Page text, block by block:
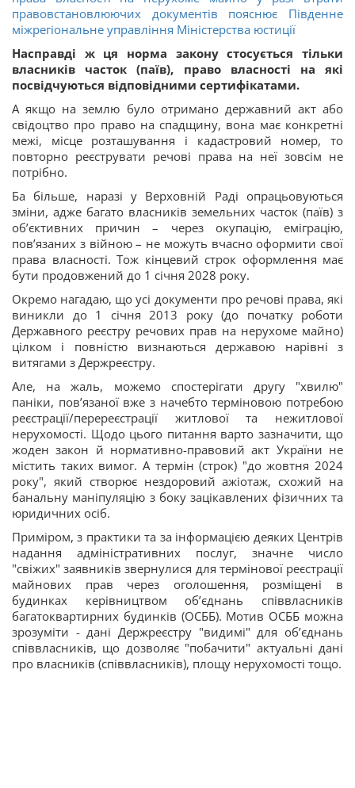
правовстановлюючих документів пояснює Південне
міжрегіональне управління Міністерства юстиції
Насправді ж ця норма закону стосується тільки
власників часток (паїв), право власності на які
посвідчуються відповідними сертифікатами.
А якщо на землю було отримано державний акт або
свідоцтво про право на спадщину, вона має конкретні
межі, місце розташування і кадастровий номер, то
повторно реєструвати речові права на неї зовсім не
потрібно.
Ба більше, наразі у Верховній Раді опрацьовуються
зміни, адже багато власників земельних часток (паїв) з
об’єктивних причин – через окупацію, еміграцію,
пов’язаних з війною – не можуть вчасно оформити свої
права власності. Тож кінцевий строк оформлення має
бути продовжений до 1 січня 2028 року.
Окремо нагадаю, що усі документи про речові права, які
виникли до 1 січня 2013 року (до початку роботи
Державного реєстру речових прав на нерухоме майно)
цілком і повністю визнаються державою нарівні з
витягами з Держреєстру.
Але, на жаль, можемо спостерігати другу "хвилю"
паніки, пов’язаної вже з начебто терміновою потребою
реєстрації/перереєстрації житлової та нежитлової
нерухомості. Щодо цього питання варто зазначити, що
жоден закон й нормативно-правовий акт України не
містить таких вимог. А термін (строк) "до жовтня 2024
року", який створює нездоровий ажіотаж, схожий на
банальну маніпуляцію з боку зацікавлених фізичних та
юридичних осіб.
Приміром, з практики та за інформацією деяких Центрів
надання адміністративних послуг, значне число
"свіжих" заявників звернулися для термінової реєстрації
майнових прав через оголошення, розміщені в
будинках керівництвом обʼєднань співвласників
багатоквартирних будинків (ОСББ). Мотив ОСББ можна
зрозуміти - дані Держреєстру "видимі" для обʼєднань
співвласників, що дозволяє "побачити" актуальні дані
про власників (співвласників), площу нерухомості тощо.